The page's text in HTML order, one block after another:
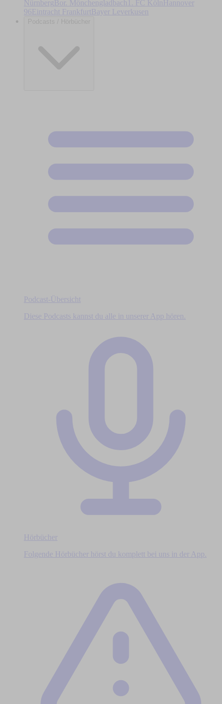
Nürnberg Bor. Mönchengladbach 1. FC Köln
Hannover
96Eintracht Frankfurt Bayer Leverkusen
Podcasts / Hörbücher
Podcast-Übersicht
Diese Podcasts kannst du alle in unserer App hören.
Hörbücher
Folgende Hörbücher hörst du komplett bei uns in der App.